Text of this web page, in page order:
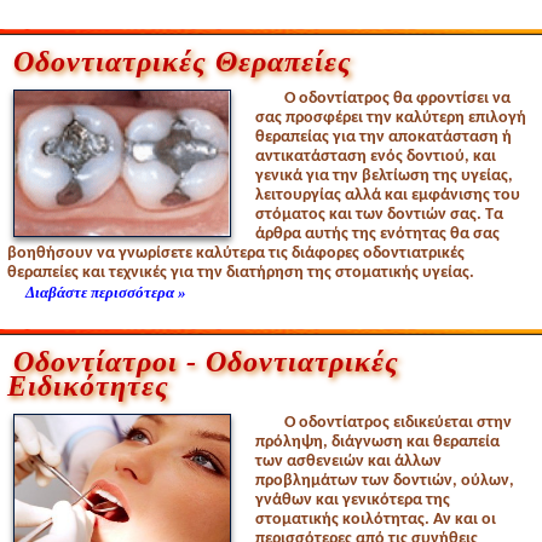
Οδοντιατρικές Θεραπείες
Ο οδοντίατρος θα φροντίσει να
σας προσφέρει την καλύτερη επιλογή
θεραπείας για την αποκατάσταση ή
αντικατάσταση ενός δοντιού, και
γενικά για την βελτίωση της υγείας,
λειτουργίας αλλά και εμφάνισης του
στόματος και των δοντιών σας. Τα
άρθρα αυτής της ενότητας θα σας
βοηθήσουν να γνωρίσετε καλύτερα τις διάφορες οδοντιατρικές
θεραπείες και τεχνικές για την διατήρηση της στοματικής υγείας.
Διαβάστε περισσότερα »
Οδοντίατροι - Οδοντιατρικές
Ειδικότητες
Ο οδοντίατρος ειδικεύεται στην
πρόληψη, διάγνωση και θεραπεία
των ασθενειών και άλλων
προβλημάτων των δοντιών, ούλων,
γνάθων και γενικότερα της
στοματικής κοιλότητας. Αν και οι